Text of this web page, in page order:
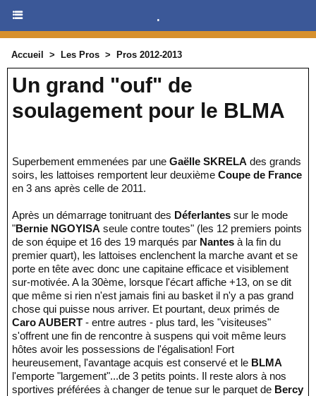
.
Accueil > Les Pros > Pros 2012-2013
Un grand "ouf" de
soulagement pour le BLMA
Superbement emmenées par une Gaëlle SKRELA des grands
soirs, les lattoises remportent leur deuxième Coupe de France
en 3 ans après celle de 2011.
Après un démarrage tonitruant des Déferlantes sur le mode
"Bernie NGOYISA seule contre toutes" (les 12 premiers points
de son équipe et 16 des 19 marqués par Nantes à la fin du
premier quart), les lattoises enclenchent la marche avant et se
porte en tête avec donc une capitaine efficace et visiblement
sur-motivée. A la 30ème, lorsque l'écart affiche +13, on se dit
que même si rien n'est jamais fini au basket il n'y a pas grand
chose qui puisse nous arriver. Et pourtant, deux primés de
Caro AUBERT - entre autres - plus tard, les "visiteuses"
s'offrent une fin de rencontre à suspens qui voit même leurs
hôtes avoir les possessions de l'égalisation! Fort
heureusement, l'avantage acquis est conservé et le BLMA
l'emporte "largement"...de 3 petits points. Il reste alors à nos
sportives préférées à changer de tenue sur le parquet de Bercy